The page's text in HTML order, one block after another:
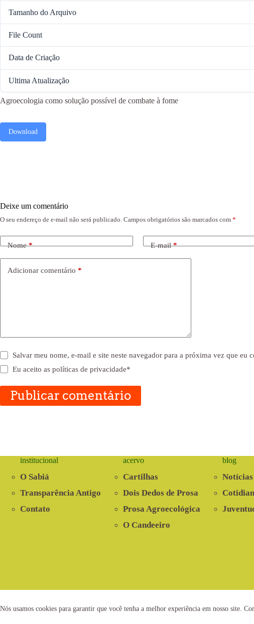
Nós usamos cookies para garantir que você tenha a melhor experiência em nosso site.
Tamanho do Arquivo
File Count
Data de Criação
Ultima Atualização
Agroecologia como solução possível de combate à fome
Download
Deixe um comentário
O seu endereço de e-mail não será publicado. Campos obrigatórios são marcados com *
Nome* E-mail*
Adicionar comentário *
Salvar meu nome, e-mail e site neste navegador para a próxima vez que eu
Eu aceito aspolíticas de privacidade*
Publicar comentário
institucional
O Sabiá
Transparência Antigo
Contato
acervo
Cartilhas
Dois Dedos de Prosa
Prosa Agroecológica
O Candeeiro
blog
Notícias
2021 © www.centrosabia.org.br